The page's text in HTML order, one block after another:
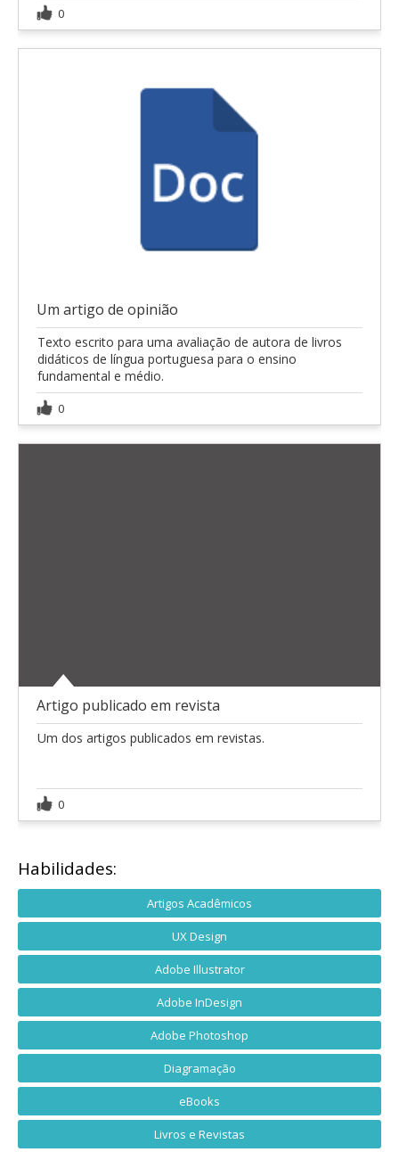
0
Um artigo de opinião
Texto escrito para uma avaliação de autora de livros
didáticos de língua portuguesa para o ensino
fundamental e médio.
0
Artigo publicado em revista
Um dos artigos publicados em revistas.
0
Habilidades:
Artigos Acadêmicos
UX Design
Adobe Illustrator
Adobe InDesign
Adobe Photoshop
Diagramação
eBooks
Livros e Revistas